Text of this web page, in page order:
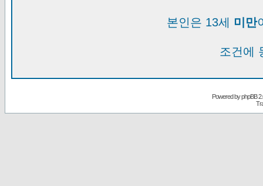
본인은 13세 미만
조건에
Powered byphpBB